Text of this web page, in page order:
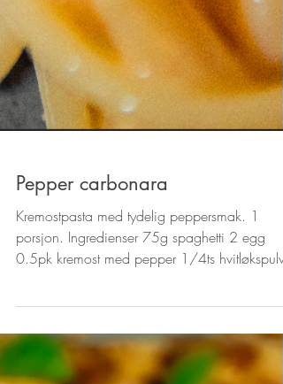
Kremostpasta med tydelig peppersmak. 1
porsjon. Ingredienser 75g spaghetti 2 egg
0.5pk kremost med pepper 1/4ts